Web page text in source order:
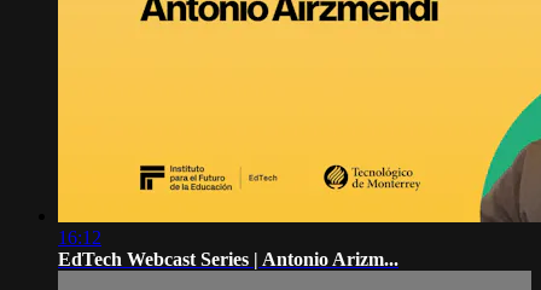
16:12
EdTech Webcast Series | Antonio Arizm...